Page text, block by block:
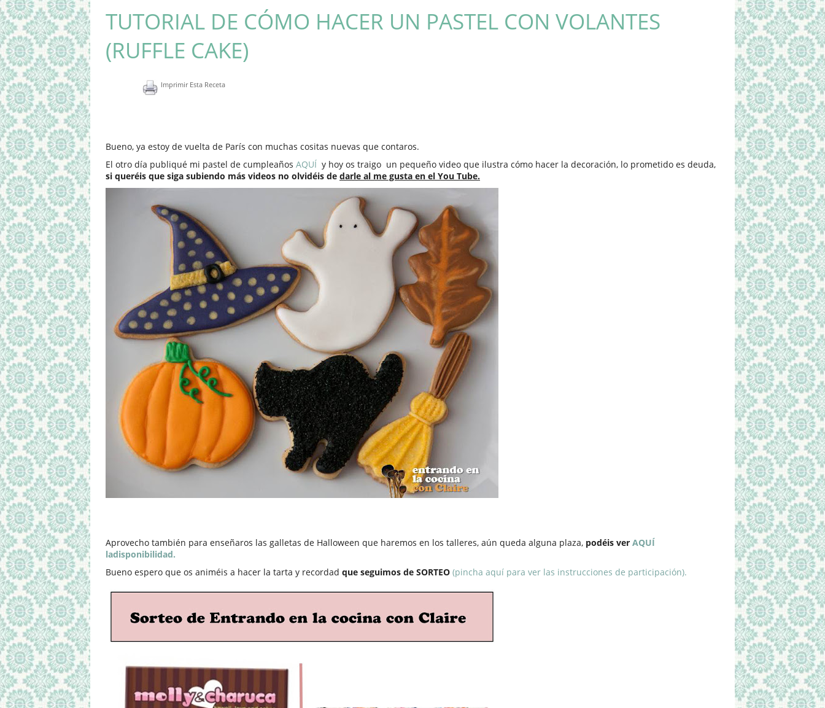
TUTORIAL DE CÓMO HACER UN PASTEL CON VOLANTES
(RUFFLE CAKE)
Imprimir Esta Receta
Bueno, ya estoy de vuelta de París con muchas cositas nuevas que contaros.
El otro día publiqué mi pastel de cumpleaños AQUÍ y hoy os traigo un pequeño video que ilustra cómo hacer la decoración, lo prometido es deuda,
si queréis que siga subiendo más videos no olvidéis de darle al me gusta en el You Tube.
Aprovecho también para enseñaros las galletas de Halloween que haremos en los talleres, aún queda alguna plaza, podéis ver AQUÍ
ladisponibilidad.
Bueno espero que os animéis a hacer la tarta y recordad que seguimos de SORTEO (pincha aquí para ver las instrucciones de participación).